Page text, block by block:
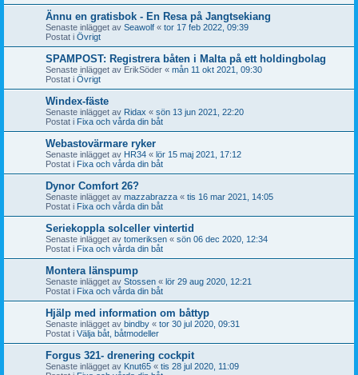
Ännu en gratisbok - En Resa på Jangtsekiang
Senaste inlägget av Seawolf « tor 17 feb 2022, 09:39
Postat i Övrigt
SPAMPOST: Registrera båten i Malta på ett holdingbolag
Senaste inlägget av ErikSöder « mån 11 okt 2021, 09:30
Postat i Övrigt
Windex-fäste
Senaste inlägget av Ridax « sön 13 jun 2021, 22:20
Postat i Fixa och vårda din båt
Webastovärmare ryker
Senaste inlägget av HR34 « lör 15 maj 2021, 17:12
Postat i Fixa och vårda din båt
Dynor Comfort 26?
Senaste inlägget av mazzabrazza « tis 16 mar 2021, 14:05
Postat i Fixa och vårda din båt
Seriekoppla solceller vintertid
Senaste inlägget av tomeriksen « sön 06 dec 2020, 12:34
Postat i Fixa och vårda din båt
Montera länspump
Senaste inlägget av Stossen « lör 29 aug 2020, 12:21
Postat i Fixa och vårda din båt
Hjälp med information om båttyp
Senaste inlägget av bindby « tor 30 jul 2020, 09:31
Postat i Välja båt, båtmodeller
Forgus 321- drenering cockpit
Senaste inlägget av Knut65 « tis 28 jul 2020, 11:09